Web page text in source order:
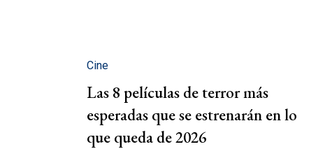
Cine
Las 8 películas de terror más
esperadas que se estrenarán en lo
que queda de 2026